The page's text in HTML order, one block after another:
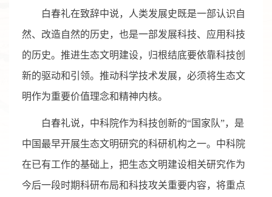
白春礼在致辞中说，人类发展史既是一部认识自
然、改造自然的历史，也是一部发展科技、应用科技
的历史。推进生态文明建设，归根结底要依靠科技创
新的驱动和引领。推动科学技术发展，必须将生态文
明作为重要价值理念和精神内核。
白春礼说，中科院作为科技创新的“国家队”，是
中国最早开展生态文明研究的科研机构之一。中科院
在已有工作的基础上，把生态文明建设相关研究作为
今后一段时期科研布局和科技攻关重要内容，将重点